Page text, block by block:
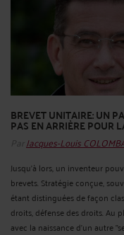
BREVET UNITAIRE: UN
PAS EN ARRIÈRE POUR
Par Jacques-Louis
Jusqu'à lors, un inventeur
brevets. Stratégie conçue,
étant distinguées de façon
droits, défense des droits. Au
avec la naissance d'un autre